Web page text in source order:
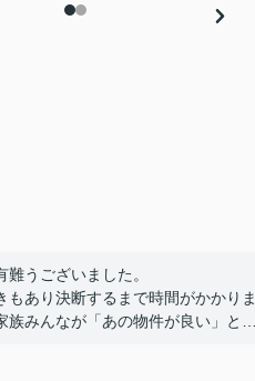
難うございました。
もあり決断するまで時間がかかりま
族みんなが「あの物件が良い」と話